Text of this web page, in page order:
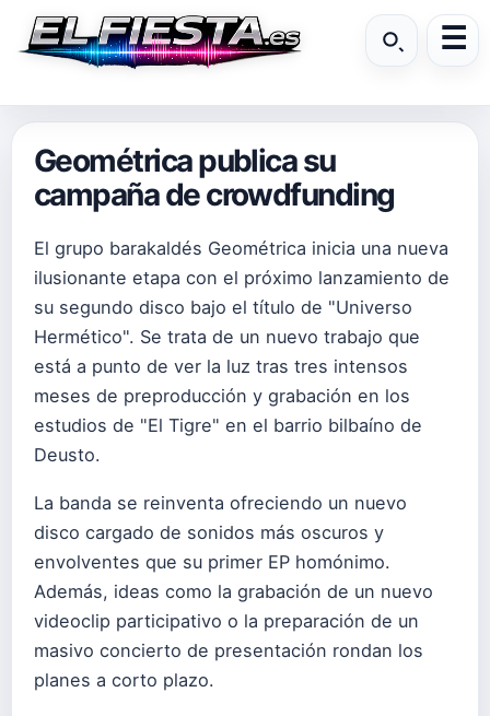
Geométrica publica su
campaña de crowdfunding
El grupo barakaldés Geométrica inicia una nueva
ilusionante etapa con el próximo lanzamiento de
su segundo disco bajo el título de "Universo
Hermético". Se trata de un nuevo trabajo que
está a punto de ver la luz tras tres intensos
meses de preproducción y grabación en los
estudios de "El Tigre" en el barrio bilbaíno de
Deusto.
La banda se reinventa ofreciendo un nuevo
disco cargado de sonidos más oscuros y
envolventes que su primer EP homónimo.
Además, ideas como la grabación de un nuevo
videoclip participativo o la preparación de un
masivo concierto de presentación rondan los
planes a corto plazo.